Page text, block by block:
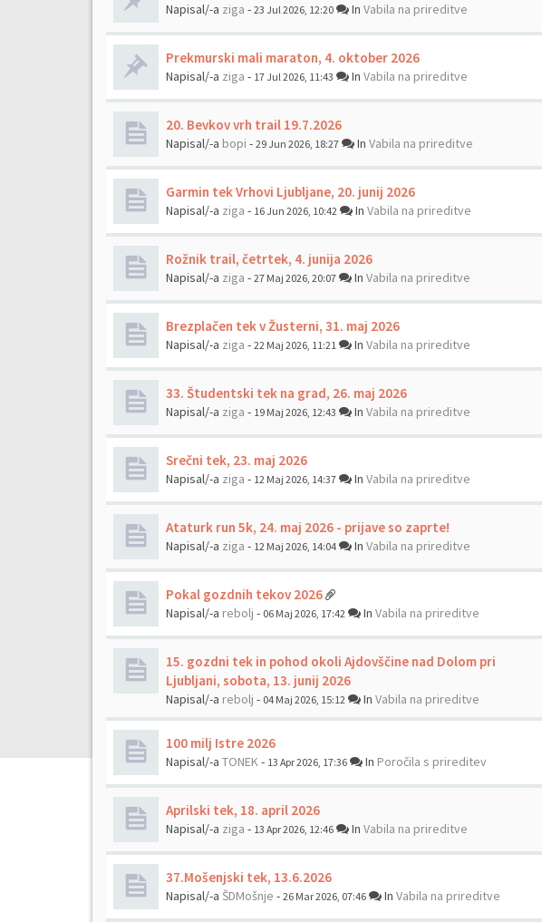
Napisal/-a ziga - 23 Jul 2026, 12:20 In Vabila na prireditve
Prekmurski mali maraton, 4. oktober 2026
Napisal/-a ziga - 17 Jul 2026, 11:43 In Vabila na prireditve
20. Bevkov vrh trail 19.7.2026
Napisal/-a bopi - 29 Jun 2026, 18:27 In Vabila na prireditve
Garmin tek Vrhovi Ljubljane, 20. junij 2026
Napisal/-a ziga - 16 Jun 2026, 10:42 In Vabila na prireditve
Rožnik trail, četrtek, 4. junija 2026
Napisal/-a ziga - 27 Maj 2026, 20:07 In Vabila na prireditve
Brezplačen tek v Žusterni, 31. maj 2026
Napisal/-a ziga - 22 Maj 2026, 11:21 In Vabila na prireditve
33. Študentski tek na grad, 26. maj 2026
Napisal/-a ziga - 19 Maj 2026, 12:43 In Vabila na prireditve
Srečni tek, 23. maj 2026
Napisal/-a ziga - 12 Maj 2026, 14:37 In Vabila na prireditve
Ataturk run 5k, 24. maj 2026 - prijave so zaprte!
Napisal/-a ziga - 12 Maj 2026, 14:04 In Vabila na prireditve
Pokal gozdnih tekov 2026
Napisal/-a rebolj - 06 Maj 2026, 17:42 In Vabila na prireditve
15. gozdni tek in pohod okoli Ajdovščine nad Dolom pri
Ljubljani, sobota, 13. junij 2026
Napisal/-a rebolj - 04 Maj 2026, 15:12 In Vabila na prireditve
100 milj Istre 2026
Napisal/-a TONEK- 13 Apr 2026, 17:36 In Poročila s prireditev
Aprilski tek, 18. april 2026
Napisal/-a ziga - 13 Apr 2026, 12:46 In Vabila na prireditve
37.Mošenjski tek, 13.6.2026
Napisal/-a ŠDMošnje - 26 Mar 2026, 07:46 In Vabila na prireditve